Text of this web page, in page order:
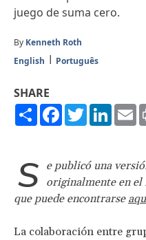
juego de suma cero.
By Kenneth Roth
English
Português
SHARE
ShareFacebook
Twitter
S e publicó una
originalmente en el
que puede encontrarse
La colaboración entre